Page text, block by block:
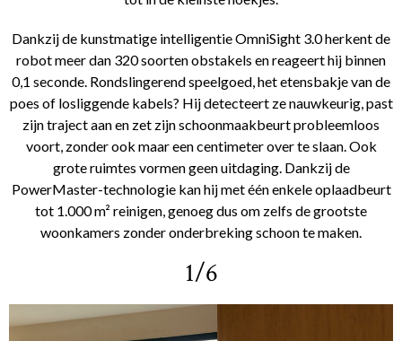
Dankzij de kunstmatige intelligentie OmniSight 3.0 herkent de
robot meer dan 320 soorten obstakels en reageert hij binnen
0,1 seconde. Rondslingerend speelgoed, het etensbakje van de
poes of losliggende kabels? Hij detecteert ze nauwkeurig, past
zijn traject aan en zet zijn schoonmaakbeurt probleemloos
voort, zonder ook maar een centimeter over te slaan. Ook
grote ruimtes vormen geen uitdaging. Dankzij de
PowerMaster-technologie kan hij met één enkele oplaadbeurt
tot 1.000 m² reinigen, genoeg dus om zelfs de grootste
woonkamers zonder onderbreking schoon te maken.
1/6